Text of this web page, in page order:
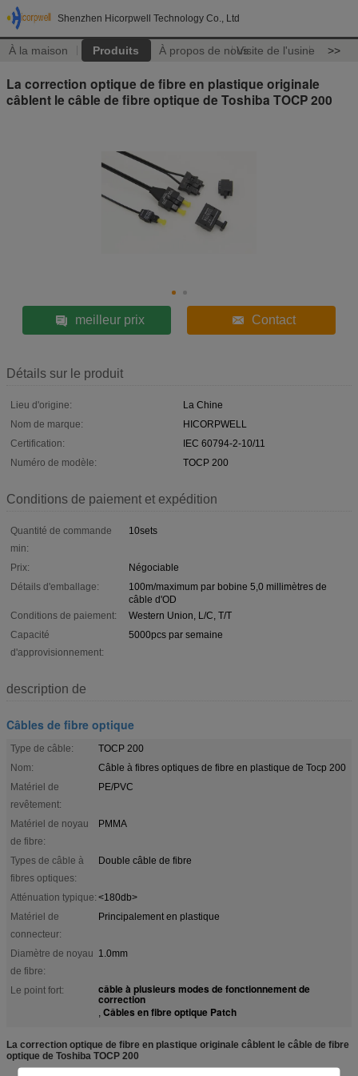
Shenzhen Hicorpwell Technology Co., Ltd
À la maison Produits À propos de nousVisite de l'usine >>
La correction optique de fibre en plastique originale
câblent le câble de fibre optique de Toshiba TOCP 200
meilleur prix Contact
Détails sur le produit
Lieu d'origine:
La Chine
Nom de marque:
HICORPWELL
Certification:
IEC 60794-2-10/11
Numéro de modèle:
TOCP 200
Conditions de paiement et expédition
Quantité de commande
min:
10sets
Prix:
Négociable
Détails d'emballage:
100m/maximum par bobine 5,0 millimètres de
câble d'OD
Conditions de paiement:
Western Union, L/C, T/T
Capacité
d'approvisionnement:
5000pcs par semaine
description de
Câbles de fibre optique
Type de câble:
TOCP 200
Nom:
Câble à fibres optiques de fibre en plastique de Tocp 200
Matériel de
revêtement:
PE/PVC
Matériel de noyau
de fibre:
PMMA
Types de câble à
fibres optiques:
Double câble de fibre
Atténuation typique: <180db>
Matériel de
connecteur:
Principalement en plastique
Diamètre de noyau
de fibre:
1.0mm
Le point fort: câble à plusieurs modes de fonctionnement de
correction
, Câbles en fibre optique Patch
La correction optique de fibre en plastique originale câblent le câble de fibre
optique de Toshiba TOCP 200